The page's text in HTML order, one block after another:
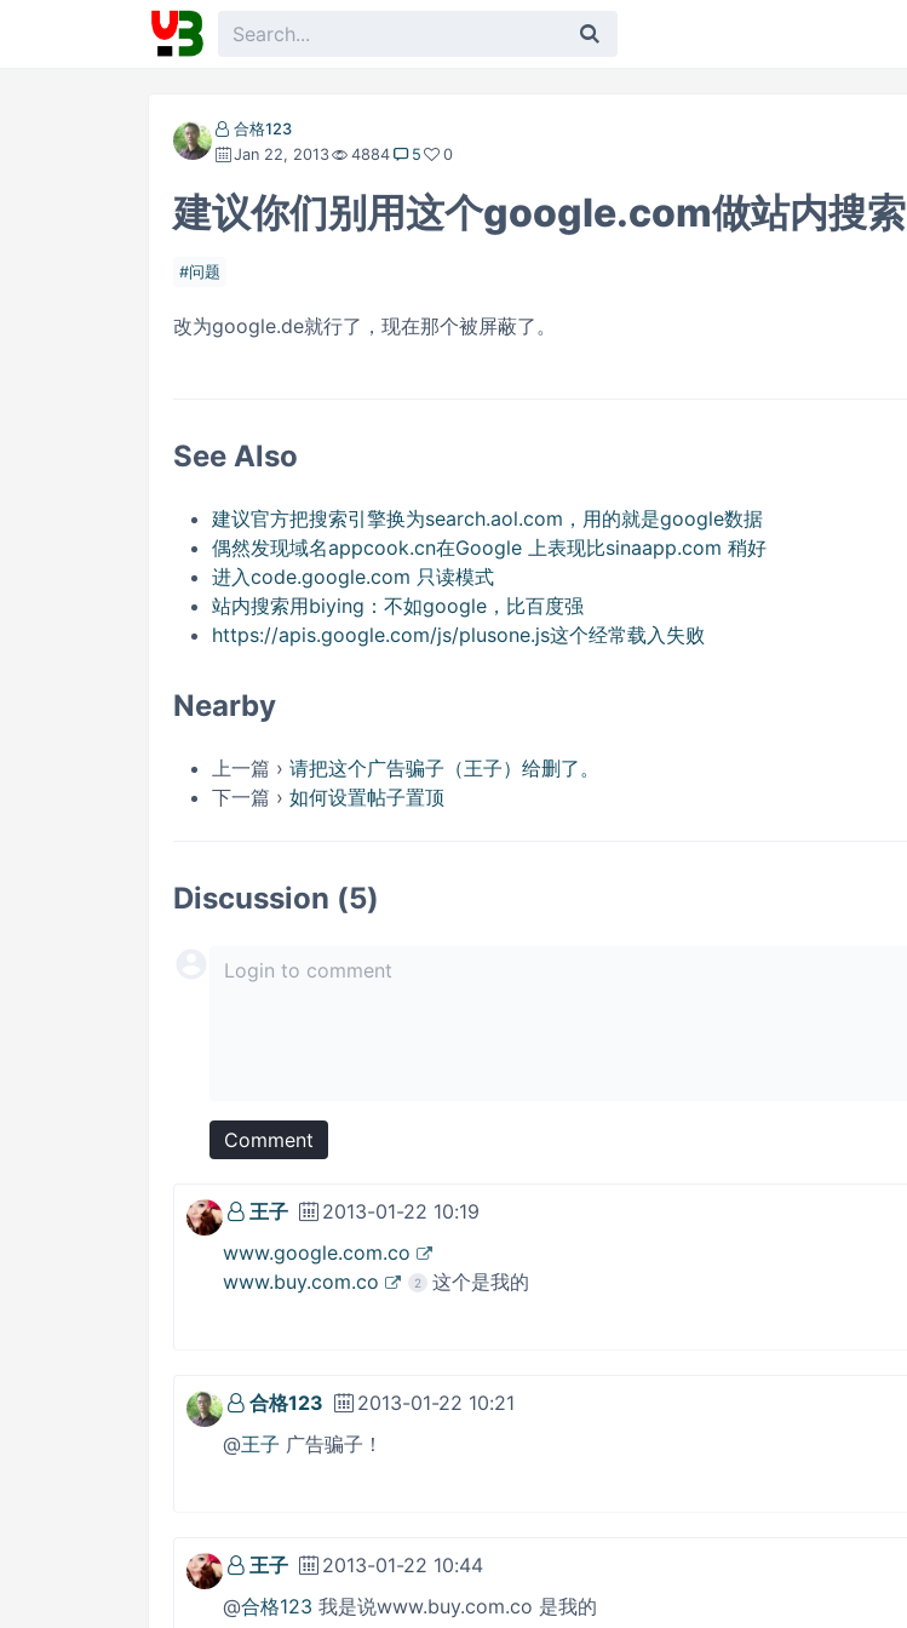
合格123
Jan 22, 2013
4884 5 0
建议你们别用这个google.com做站内搜索
问题
改为google.de就行了，现在那个被屏蔽了。
See Also
建议官方把搜索引擎换为search.aol.com，用的就是google数据
偶然发现域名appcook.cn在Google 上表现比sinaapp.com 稍好
进入code.google.com 只读模式
站内搜索用biying：不如google，比百度强
https://apis.google.com/js/plusone.js这个经常载入失败
Nearby
上一篇 › 请把这个广告骗子（王子）给删了。
下一篇 › 如何设置帖子置顶
Discussion (5)
Comment
王子
2013-01-22 10:19
www.google.com.co
www.buy.com.co
2
这个是我的
合格123
2013-01-22 10:21
@王子 广告骗子！
王子
2013-01-22 10:44
@合格123 我是说www.buy.com.co 是我的